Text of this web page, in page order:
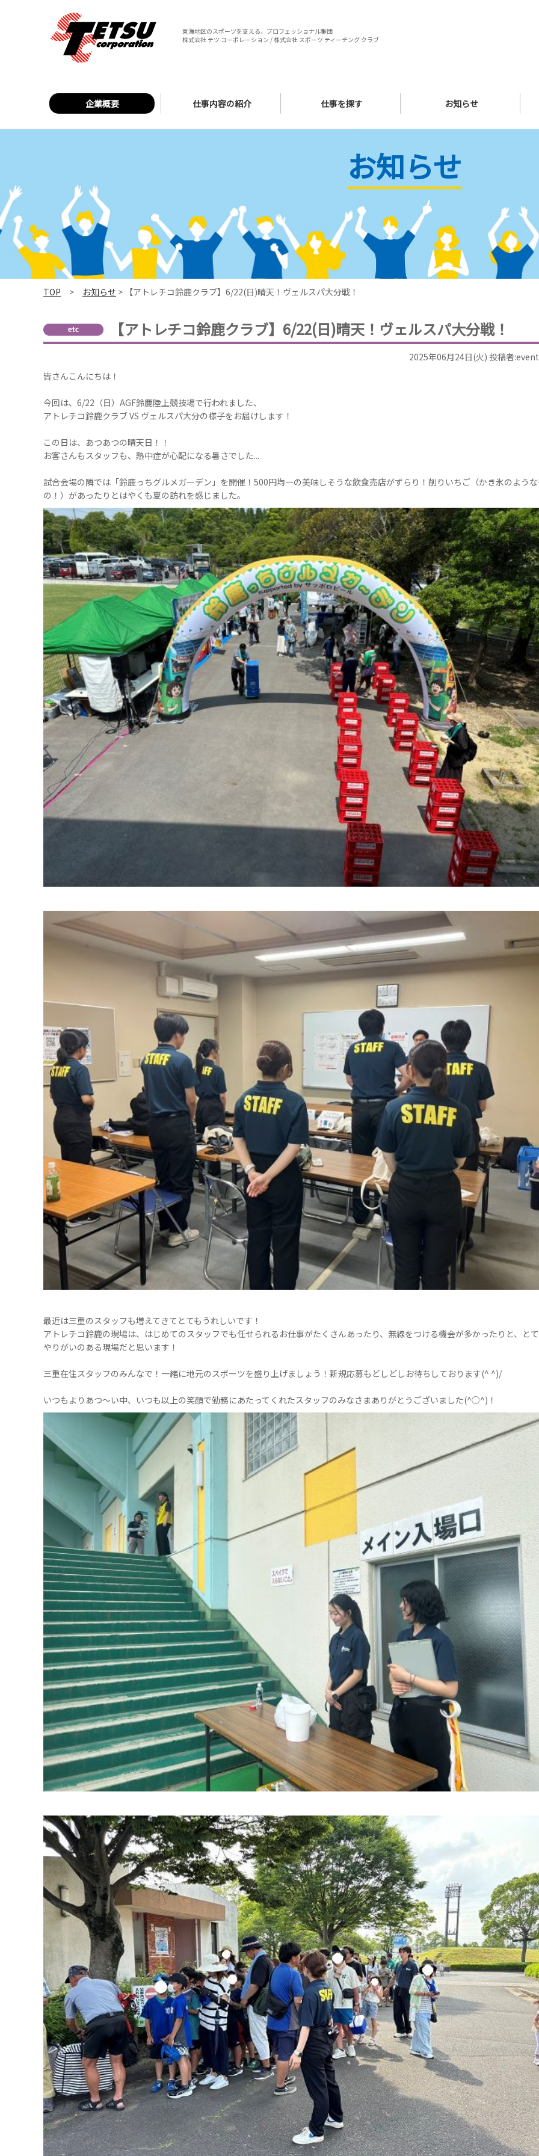
東海地区のスポーツを支える、プロフェッショナル集団
株式会社 テツ コーポレーション / 株式会社 スポーツ ティーチング クラブ
企業概要 仕事内容の紹介 仕事を探す お知らせ
お知らせ
TOP > お知らせ > 【アトレチコ鈴鹿クラブ】6/22(日)晴天！ヴェルスパ大分戦！
【アトレチコ鈴鹿クラブ】6/22(日)晴天！ヴェルスパ大分戦！
2025年06月24日(火) 投稿者
皆さんこんにちは！
今回は、6/22（日）AGF鈴鹿陸上競技場で行われました、
アトレチコ鈴鹿クラブ VS ヴェルスパ大分の様子をお届けします！
この日は、あつあつの晴天日！！
お客さんもスタッフも、熱中症が心配になる暑さでした...
試合会場の隣では「鈴鹿っちグルメガーデン」を開催！500円均一の美味しそうな飲食売店がずらり！削りいちご（かき氷のよう
の！）があったりとはやくも夏の訪れを感じました。
最近は三重のスタッフも増えてきてとてもうれしいです！
アトレチコ鈴鹿の現場は、はじめてのスタッフでも任せられるお仕事がたくさんあったり、無線をつける機会が多かったりと、と
やりがいのある現場だと思います！
三重在住スタッフのみんなで！一緒に地元のスポーツを盛り上げましょう！新規応募もどしどしお待ちしております(^ ^)/
いつもよりあつ～い中、いつも以上の笑顔で勤務にあたってくれたスタッフのみなさまありがとうございました(^○^)！